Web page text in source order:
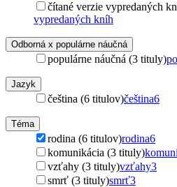
čítané verzie vypredaných
vypredaných kníh
Odborná x populárne náučná
populárne náučná (3 tituly)
Jazyk
čeština (6 titulov)čeština6
Téma
rodina (6 titulov)rodina6
komunikácia (3 tituly)
vzťahy (3 tituly)vzťahy3
smrť (3 tituly)smrť3